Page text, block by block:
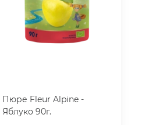
Пюре Fleur Alpine -
Яблуко 90г.